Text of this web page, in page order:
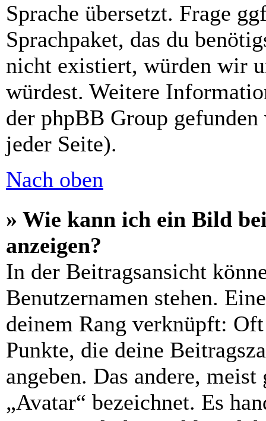
Sprache übersetzt. Frage
Sprachpaket, das du
nicht existiert, würden wir
würdest. Weitere
der phpBB Group
jeder Seite).
Nach oben
» Wie kann ich ein Bild
anzeigen?
In der Beitragsansicht
Benutzernamen stehen.
deinem Rang verknüpft:
Punkte, die deine
angeben. Das andere,
„Avatar“ bezeichnet. Es